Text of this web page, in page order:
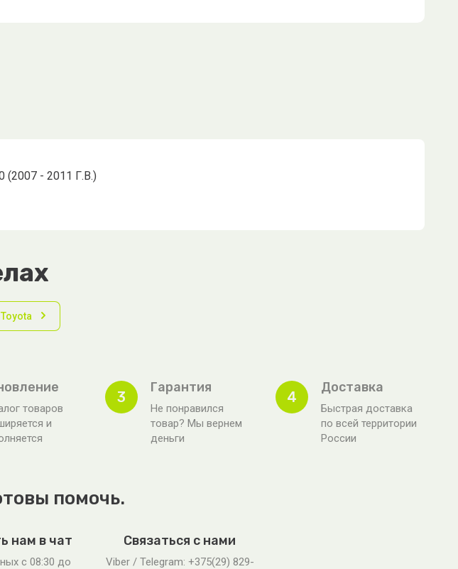
(2007 - 2011 Г.В.)
Toyota
товаров
и
3
Гарантия
Не понравился
товар? Мы вернем
деньги
4
Доставка
Быстрая доставка
по всей территории
России
помочь.
нам в чат
c 08:30 до
Связаться с нами
Viber / Telegram: +375(29) 829-